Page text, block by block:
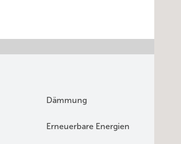
Dämmung
Erneuerbare Energien